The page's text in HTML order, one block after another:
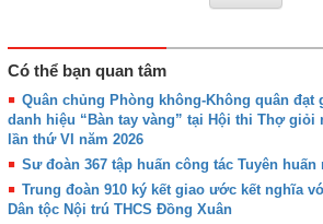
Có thể bạn quan tâm
Quân chủng Phòng không-Không quân đạt
danh hiệu “Bàn tay vàng” tại Hội thi Thợ giỏi
lần thứ VI năm 2026
Sư đoàn 367 tập huấn công tác Tuyên huấn
Trung đoàn 910 ký kết giao ước kết nghĩa
Dân tộc Nội trú THCS Đồng Xuân